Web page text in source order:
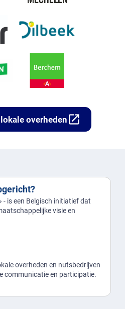
overheden open_in_new
- is een Belgisch initiatief dat
visie en
overheden en nutsbedrijven
communicatie en participatie.